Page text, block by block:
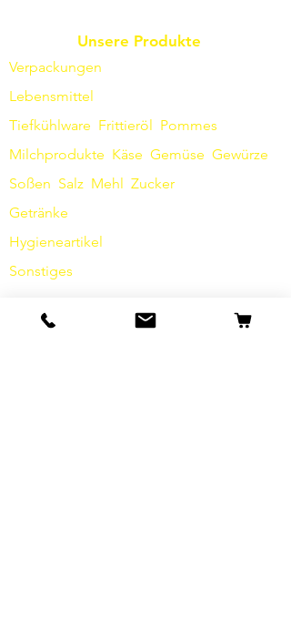
Unsere Produkte
Verpackungen
Lebensmittel
Tiefkühlware Frittieröl Pommes
Milchprodukte Käse Gemüse Gewürze
Soßen Salz Mehl Zucker
Getränke
Hygieneartikel
Sonstiges
Unsere Geschichte